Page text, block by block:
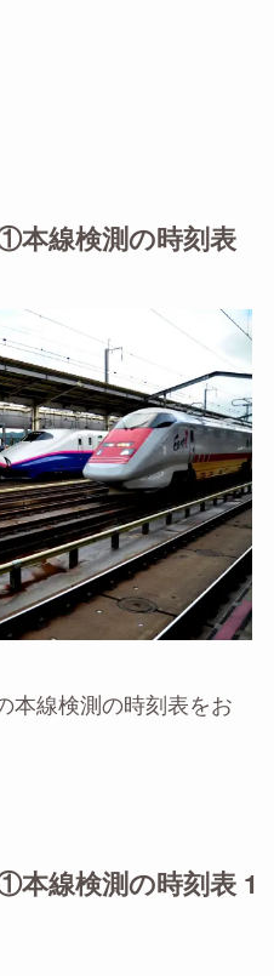
本線検測の時刻表
本線検測の時刻表をお
線検測の時刻表 1